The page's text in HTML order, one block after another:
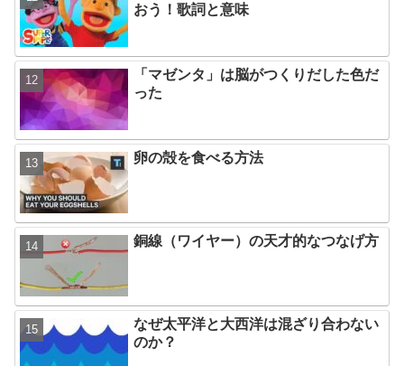
おう！歌詞と意味
「マゼンタ」は脳がつくりだした色だ
った
卵の殻を食べる方法
銅線（ワイヤー）の天才的なつなげ方
なぜ太平洋と大西洋は混ざり合わない
のか？